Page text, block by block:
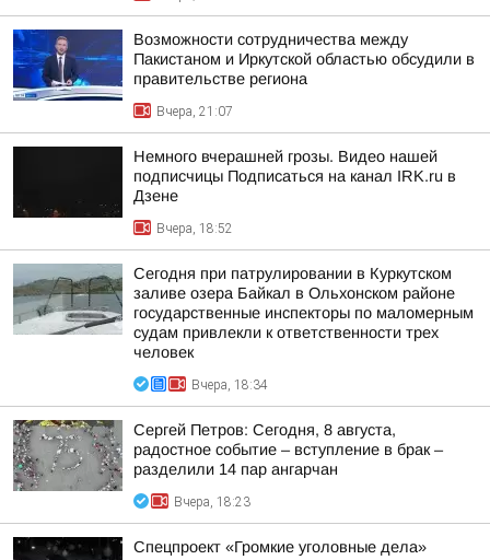
Возможности сотрудничества между
Пакистаном и Иркутской областью обсудили в
правительстве региона
Вчера, 21:07
Немного вчерашней грозы. Видео нашей
подписчицы Подписаться на канал IRK.ru в
Дзене
Вчера, 18:52
Сегодня при патрулировании в Куркутском
заливе озера Байкал в Ольхонском районе
государственные инспекторы по маломерным
судам привлекли к ответственности трех
человек
Вчера, 18:34
Сергей Петров: Сегодня, 8 августа,
радостное событие – вступление в брак –
разделили 14 пар ангарчан
Вчера, 18:23
Спецпроект «Громкие уголовные дела»